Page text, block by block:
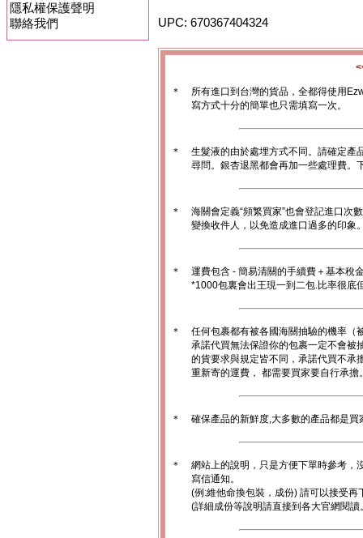
隱私權保護聲明
聯絡我們
UPC: 670367404324
＊
所有進口到台灣的貨品，全都得使用
寫方式十分的簡單也只需填寫一次。
＊
生髮液的由於處埋方式不同。請確定產
尋問。銀杏退黑都會再加一些處理費。
＊
海關會定義“頻繁買家”也會登記進口次
變換收件人，以免造成進口過多的印象
＊
運費包含 - 簡易清關的手續費＋基本稅
*1000包裏會出王現一到二包.比率很底
＊
任何包裹都有被各國海關抽驗的機率（
承諾代買無法保證你的包裹一定不會被
的貨要求與規定皆不同，承諾代買不承
重新寄的運費， 都需要買家要自行承擔
＊ 確保產品的新鮮度,大多數的產品都是
＊
網站上的說明，只是方便下單時參考，
寫信通知。
(例:維他命換包裝，成份) 請可以接受再
(詳細成份等說明請直接到各大官網閱讀